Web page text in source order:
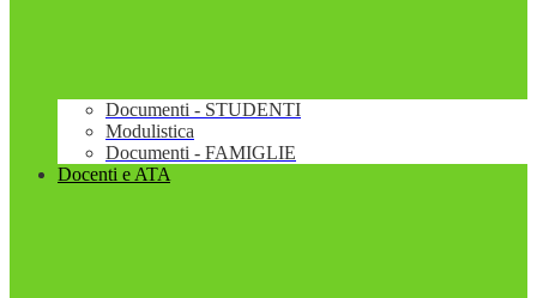
Documenti - STUDENTI
Modulistica
Documenti - FAMIGLIE
Docenti e ATA